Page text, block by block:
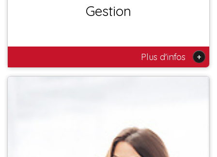
Gestion
Plus d'infos +